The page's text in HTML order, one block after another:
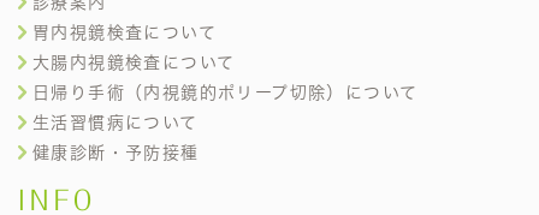
胃内視鏡検査について
大腸内視鏡検査について
日帰り手術（内視鏡的ポリープ切除）について
生活習慣病について
健康診断・予防接種
INFO